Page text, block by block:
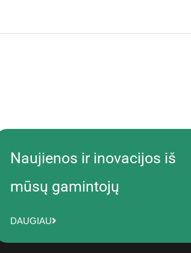
Naujienos ir inovacijos iš
mūsų gamintojų
DAUGIAU